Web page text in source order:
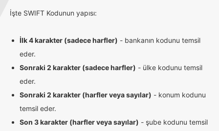
İşte SWIFT Kodunun yapısı:
İlk 4 karakter (sadece harfler) - bankanın kodunu temsil
eder.
Sonraki 2 karakter (sadece harfler) - ülke kodunu temsil
eder.
Sonraki 2 karakter (harfler veya sayılar) - konum kodunu
temsil eder.
Son 3 karakter (harfler veya sayılar) - şube kodunu temsil